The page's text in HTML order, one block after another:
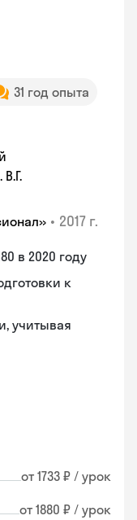
31 год опыта
• 2017 г.
в 2020 году
к
учитывая
от 1733 ₽ / урок
от 1880 ₽ / урок